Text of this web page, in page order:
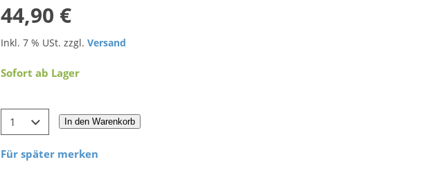
44,90 €
Inkl. 7 % USt. zzgl. Versand
Sofort ab Lager
In den Warenkorb
Für später merken